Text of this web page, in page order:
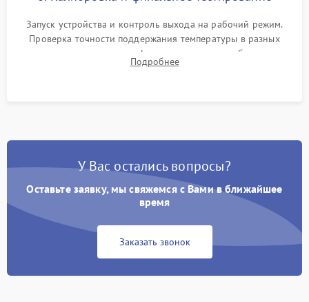
Запуск устройства и контроль выхода на рабочий режим.
Проверка точности поддержания температуры в разных
климатических зонах шкафа, оценка уровня стабильности
влажности и полного отсутствия вибраций корпуса.
Подробнее
У Вас остались вопросы?
Оставьте заявку, мы свяжемся с Вами в ближайшее
время
Заказать звонок